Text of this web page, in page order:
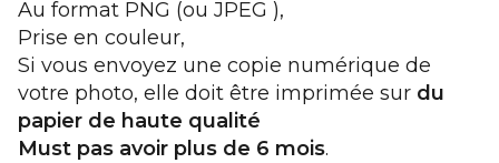
Au format PNG (ou JPEG ),
Prise en couleur,
Si vous envoyez une copie numérique de
votre photo, elle doit être imprimée sur du
papier de haute qualité
Must pas avoir plus de 6 mois.